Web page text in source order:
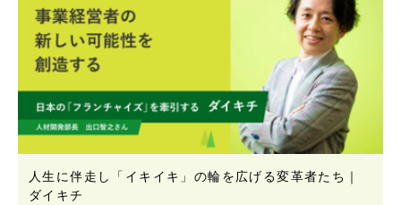
人生に伴走し「イキイキ」の輪を広げる変革者たち｜
ダイキチ